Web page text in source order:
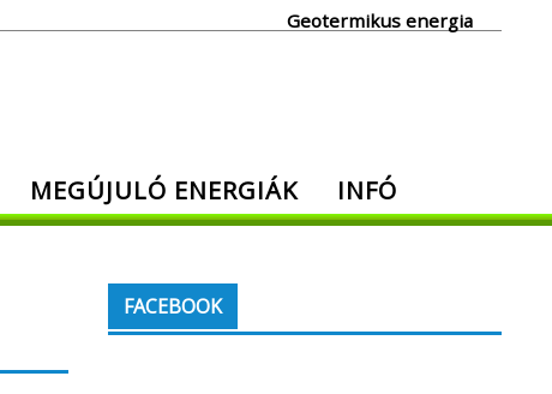
Geotermikus energia
MEGÚJULÓ ENERGIÁK INFÓ
FACEBOOK